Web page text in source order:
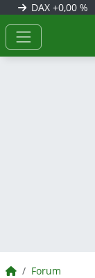
DAX +0,00 %
BörsenNEWS.de
Forum